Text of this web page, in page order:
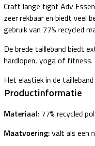
Craft lange tight Adv
zeer rekbaar en biedt veel
gebruik van 77% recycled
De brede tailleband biedt
hardlopen, yoga of fitness.
Het elastiek in de
Productinformatie
Materiaal: 77% recycled
Maatvoering: valt als een